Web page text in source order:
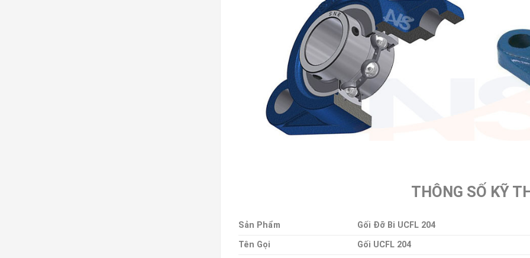
THÔNG SỐ KỸ
Sản Phẩm
Gối Đỡ Bi UCFL 204
Tên Gọi
Gối UCFL 204